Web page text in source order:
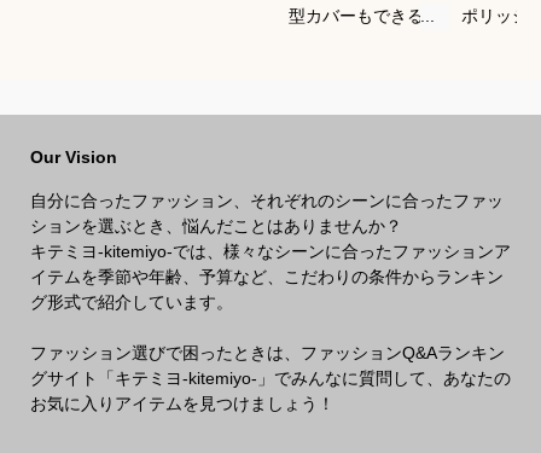
型カバーもできるお
ポリッシ
Our Vision
自分に合ったファッション、それぞれのシーンに合ったファッ
ションを選ぶとき、悩んだことはありませんか？
キテミヨ-kitemiyo-では、様々なシーンに合ったファッションア
イテムを季節や年齢、予算など、こだわりの条件からランキン
グ形式で紹介しています。
ファッション選びで困ったときは、ファッションQ&Aランキン
グサイト「キテミヨ-kitemiyo-」でみんなに質問して、あなたの
お気に入りアイテムを見つけましょう！